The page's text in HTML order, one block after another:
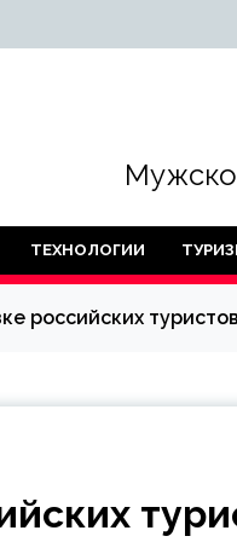
ТЕХНОЛОГИИ
российских